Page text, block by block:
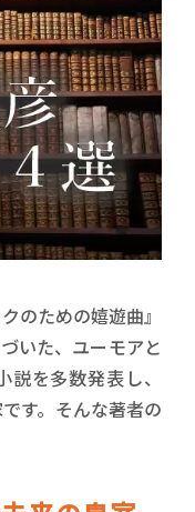
のための嬉遊曲』
いた、ユーモアと
を多数発表し、
す。そんな著者の